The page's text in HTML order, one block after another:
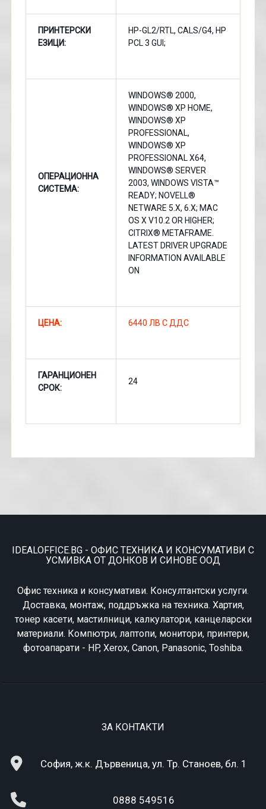
ПРИНТЕРСКИ
ЕЗИЦИ:
HP-GL2/RTL, CALS/G4, HP
PCL 3 GUI;
ОПЕРАЦИОННА
СИСТЕМА:
WINDOWS® 2000,
WINDOWS® XP HOME,
WINDOWS® XP
PROFESSIONAL,
WINDOWS® XP
PROFESSIONAL X64,
WINDOWS® SERVER
2003, WINDOWS VISTA™
READY; NOVELL®
NETWARE 5.X, 6.X; MAC
OS X V10.2 OR HIGHER;
CITRIX® METAFRAME.
LATEST DRIVER UPGRADE
INFORMATION AVAILABLE
ON
ЦЕНА: 6440 ЛВ С ДДС
ГАРАНЦИОНЕН
СРОК:
24
IDEALOFFICE.BG - ОФИС ТЕХНИКА И КОНСУМАТИВИ С
УСМИВКА ОТ ДОНКОВ И СИНОВЕ ООД
Офис техника и консумативи. Консултантски услуги.
Доставка, монтаж, поддръжка на техника. Хартия,
тонер касети, мастилници, калкулатори, канцеларски
материали. Компютри, лаптопи, монитори, принтери,
фотоапарати - HP, Xerox, Canon, Panasonic, Toshiba.
ЗА КОНТАКТИ
София, ж.к. Дървеница, ул. Тр. Станоев, бл. 1
0888 549516